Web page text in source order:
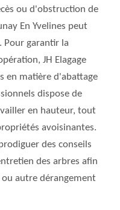
ou d'obstruction de
En Yvelines peut
Pour garantir la
JH Elagage
en matière d'abattage
dispose de
en hauteur, tout
avoisinantes.
des conseils
des arbres afin
autre dérangement